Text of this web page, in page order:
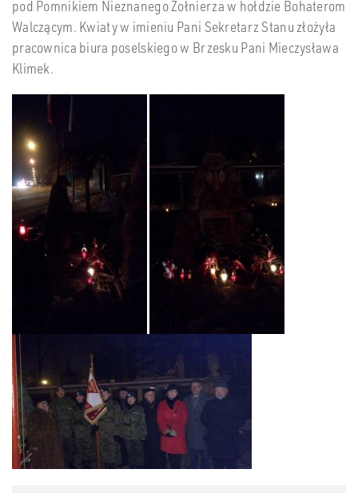
pod Pomnikiem Nieznanego Żołnierza w hołdzie Bohaterom
Walczącym. Kwiaty w imieniu Pani Sekretarz Stanu złożyła
pracownica biura poselskiego w Brzesku Pani Mieczysława
Klimek.